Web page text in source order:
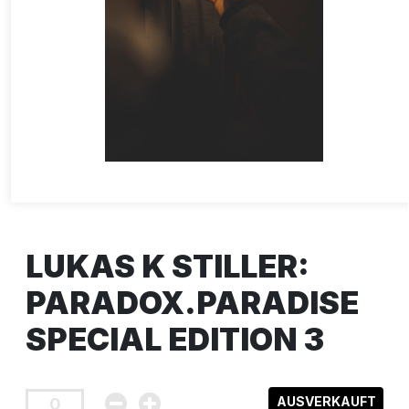
LUKAS K STILLER:
PARADOX.PARADISE
SPECIAL EDITION 3
AUSVERKAUFT